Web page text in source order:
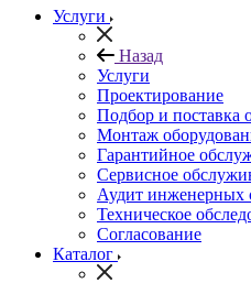
Услуги
Назад
Услуги
Проектирование
Подбор и поставка
Монтаж
Гарантийное
Сервисное
Аудит инженерных
Техническое
Согласование
Каталог